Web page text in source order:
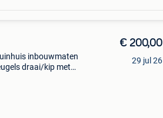
inbouwmaten
draai/kip met
€ 200,00
29 jul 26